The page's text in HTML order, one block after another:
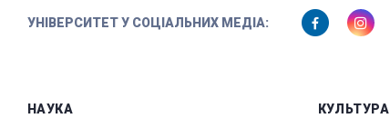
УНІВЕРСИТЕТ У СОЦІАЛЬНИХ МЕДІА:
НАУКА КУЛЬТУРА